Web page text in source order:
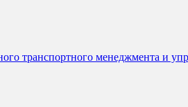
транспортного менеджмента и